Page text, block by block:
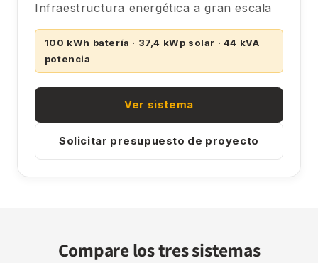
Infraestructura energética a gran escala
100 kWh batería · 37,4 kWp solar · 44 kVA
potencia
Ver sistema
Solicitar presupuesto de proyecto
Compare los tres sistemas